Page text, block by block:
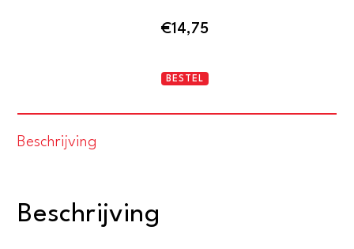
€14,75
Kunstform
BESTEL
Beschrijving
Beschrijving